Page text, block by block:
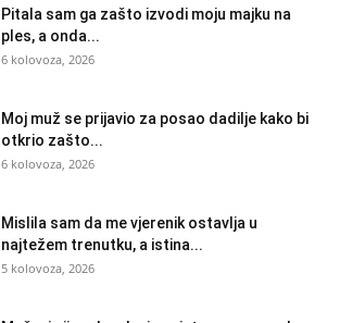
Pitala sam ga zašto izvodi moju majku na
ples, a onda...
6 kolovoza, 2026
Moj muž se prijavio za posao dadilje kako bi
otkrio zašto...
6 kolovoza, 2026
Mislila sam da me vjerenik ostavlja u
najtežem trenutku, a istina...
5 kolovoza, 2026